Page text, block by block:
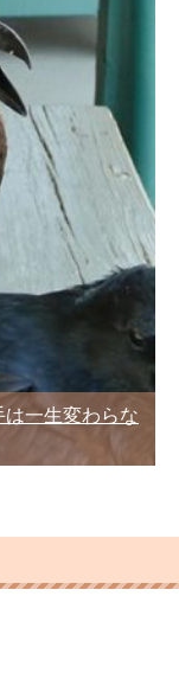
一生変わらな